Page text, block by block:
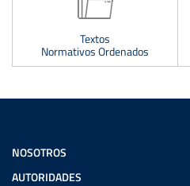
Textos
Normativos Ordenados
NOSOTROS
AUTORIDADES